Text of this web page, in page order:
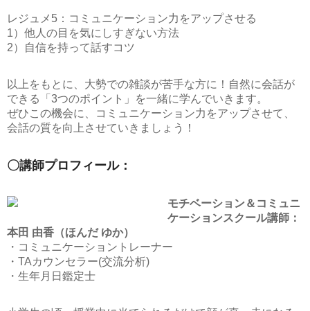
レジュメ5：コミュニケーション力をアップさせる
1）他人の目を気にしすぎない方法
2）自信を持って話すコツ
以上をもとに、大勢での雑談が苦手な方に！自然に会話が
できる「3つのポイント」を一緒に学んでいきます。
ぜひこの機会に、コミュニケーション力をアップさせて、
会話の質を向上させていきましょう！
〇講師プロフィール：
モチベーション＆コミュニ
ケーションスクール講師：
本田 由香（ほんだ ゆか）
・コミュニケーショントレーナー
・TAカウンセラー(交流分析)
・生年月日鑑定士